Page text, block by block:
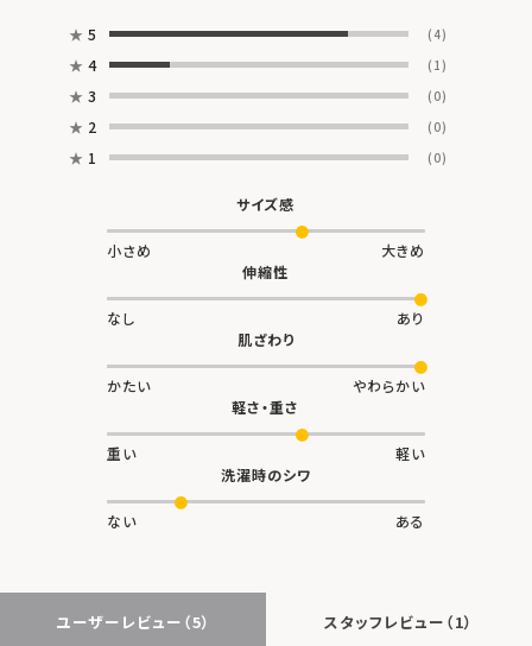
★ 5 (4)
★ 4 (1)
★ 3 (0)
★ 2 (0)
★ 1 (0)
サイズ感
小さめ
大きめ
伸縮性
なし
あり
肌ざわり
かたい
やわらかい
軽さ・重さ
重い
軽い
洗濯時のシワ
ない ある
ユーザーレビュー （5） スタッフレビュー （1）